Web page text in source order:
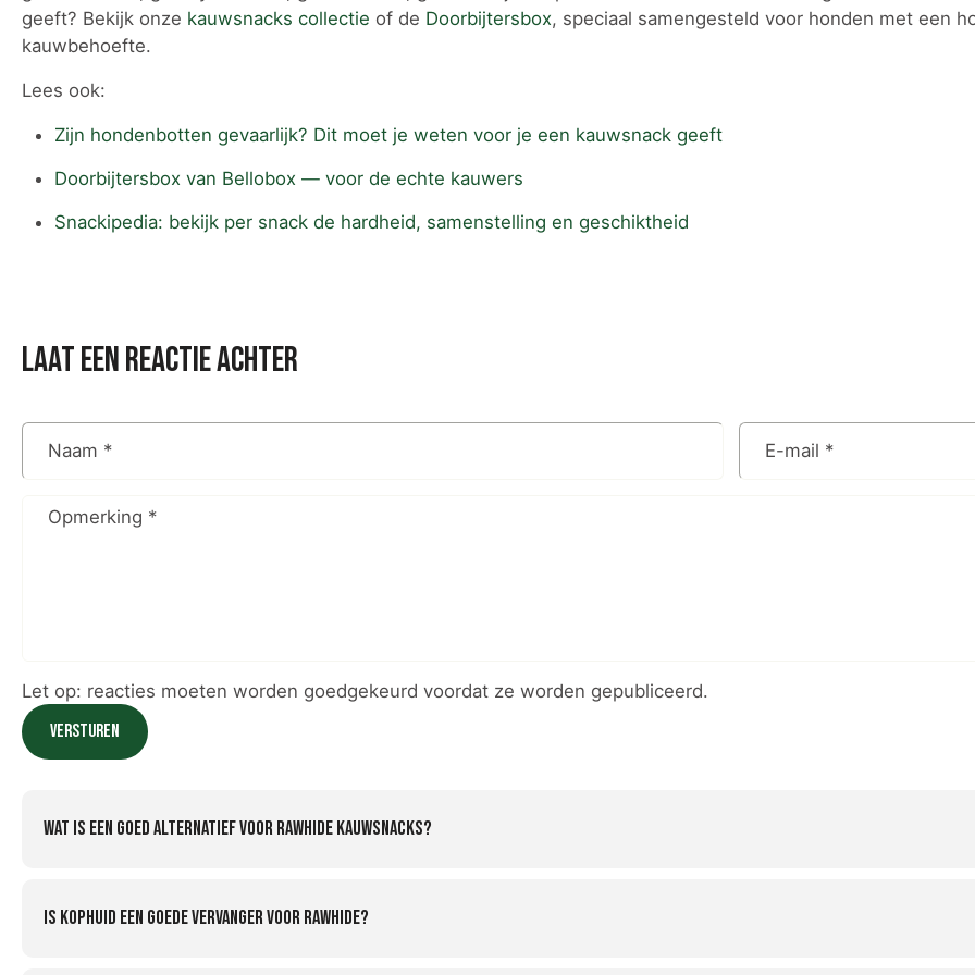
geeft? Bekijk onze kauwsnacks collectie of de Doorbijtersbox, speciaal samengesteld voor honden met een
kauwbehoefte.
Lees ook:
Zijn hondenbotten gevaarlijk? Dit moet je weten voor je een kauwsnack geeft
Doorbijtersbox van Bellobox — voor de echte kauwers
Snackipedia: bekijk per snack de hardheid, samenstelling en geschiktheid
laat een reactie achter
Naam * E-mail *
Opmerking *
Let op: reacties moeten worden goedgekeurd voordat ze worden gepubliceerd.
Versturen
Wat is een goed alternatief voor rawhide kauwsnacks?
Is kophuid een goede vervanger voor rawhide?